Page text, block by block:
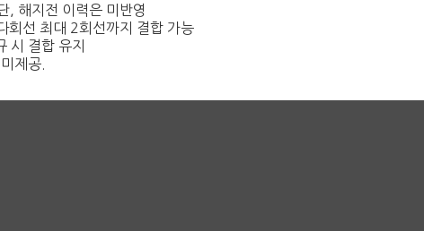
, 해지전 이력은 미반영
선 최대 2회선까지 결합 가능
시 결합 유지
제공.